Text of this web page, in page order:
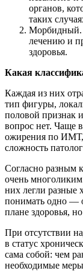
органов,
таких
Морбидный.
лечению и
здоровья.
Какая
Каждая из них
тип фигуры,
половой признак
вопрос нет. Чаще
ожирения по ИМТ,
сложность
Согласно разным
очень
них легли разные
понимать одно —
плане здоровья,
При отсутствии
в статус
сама собой: чем
необходимые